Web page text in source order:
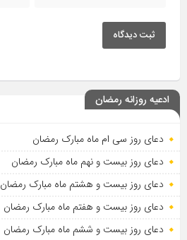
ثبت دیدگاه
ادعیه روزانه رمضان
دعای روز سی ام ماه مبارک رمضان
دعای روز بیست و نهم ماه مبارک رمضان
دعای روز بیست و هشتم ماه مبارک رمضان
دعای روز بیست و هفتم ماه مبارک رمضان
دعای روز بیست و ششم ماه مبارک رمضان